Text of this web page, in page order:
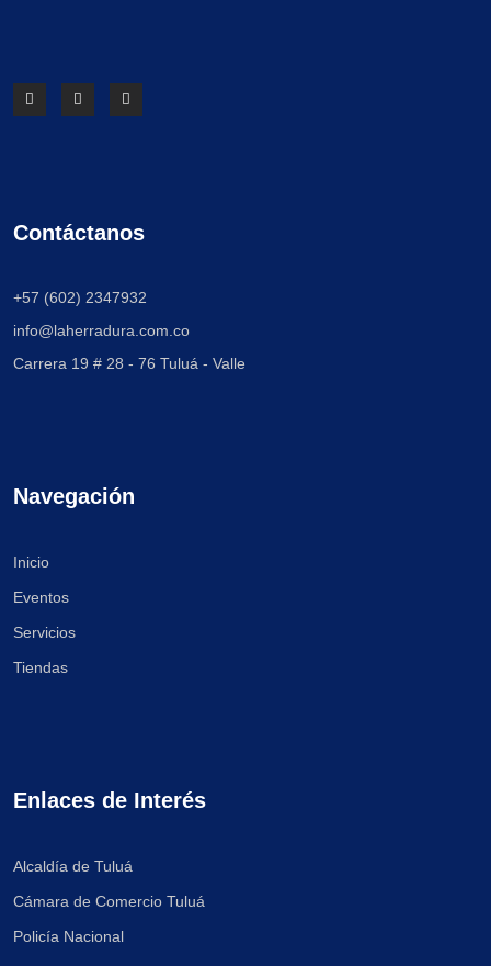
Contáctanos
+57 (602) 2347932
info@laherradura.com.co
Carrera 19 # 28 - 76 Tuluá - Valle
Navegación
Inicio
Eventos
Servicios
Tiendas
Enlaces de Interés
Alcaldía de Tuluá
Cámara de Comercio Tuluá
Policía Nacional